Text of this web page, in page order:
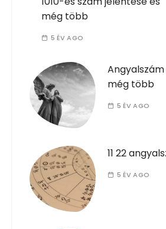
még több
5 ÉV AGO
Angyalszám
még több
5 ÉV AGO
11 22
5 ÉV AGO